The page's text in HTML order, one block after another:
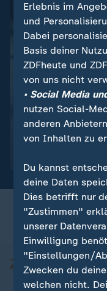
Nachfahre von Escobars
Kolumbien:
Hippo-Baby
Erlebnis im
und
Dabei
Basis deiner
ZDFheute und
von uns nicht
• Social Media
nutzen Social-
anderen
von Inhalten zu
Du kannst
deine Daten
Dies betrifft nur
"Zustimmen"
unserer
Einwilligung
"Einstellungen/
Zwecken du
welchen nicht.